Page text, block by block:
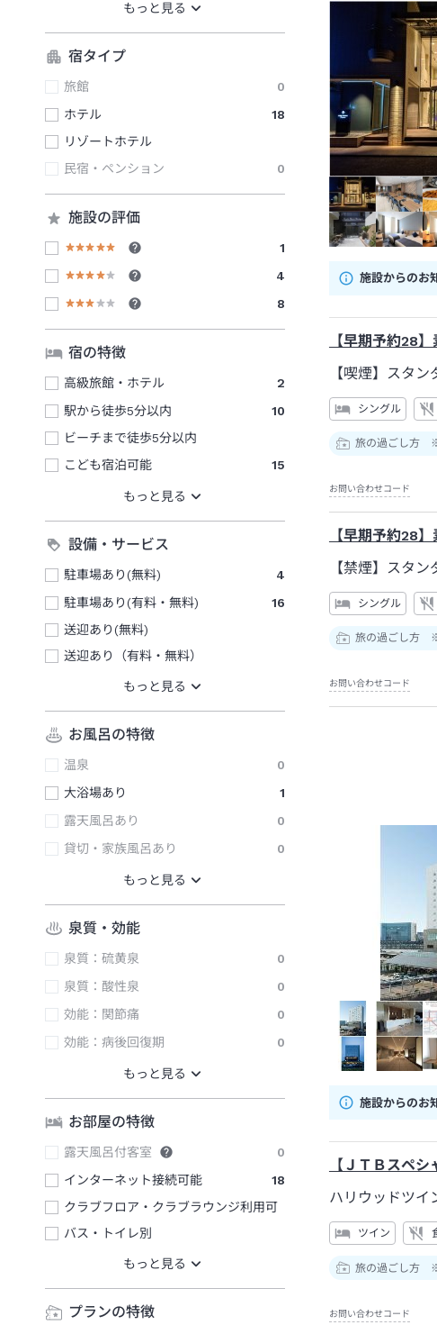
宿タイプ
旅館
0
ホテル
18
リゾートホテル
民宿・ペンション
0
施設の評価
1
4
8
宿の特徴
高級旅館・ホテル
2
駅から徒歩5分以内
10
ビーチまで徒歩5分以内
こども宿泊可能
15
設備・サービス
駐車場あり(無料)
4
駐車場あり(有料・無料)
16
送迎あり(無料)
送迎あり（有料・無料）
お風呂の特徴
温泉
0
大浴場あり
1
露天風呂あり
0
貸切・家族風呂あり
0
泉質・効能
泉質：硫黄泉
0
泉質：酸性泉
0
効能：関節痛
0
効能：病後回復期
0
お部屋の特徴
露天風呂付客室
0
インターネット接続可能
18
クラブフロア・クラブラウンジ利用可
バス・トイレ別
プランの特徴
施設からのお
【早期予約28
【喫煙】スタ
シングル
旅の過ごし方
お問い合わせコード
【早期予約28
【禁煙】スタ
シングル
旅の過ごし方
お問い合わせコード
施設からのお
【ＪＴＢスペ
ハリウッドツ
ツイン
旅の過ごし方
お問い合わせコード